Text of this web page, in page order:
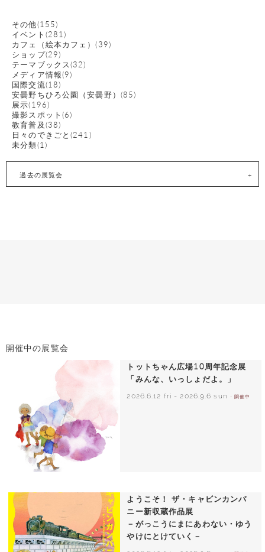
その他(155)
イベント(281)
カフェ（絵本カフェ）(39)
ショップ(29)
テーマブックス(32)
メディア情報(9)
国際交流(18)
安曇野ちひろ公園（安曇野）(85)
展示(196)
撮影スポット(6)
教育普及(38)
日々のできごと(241)
未分類(1)
過去の展覧会
開催中の展覧会
トットちゃん広場10周年記念展
「みんな、いっしょだよ。」
2026.6.12 fri -2026.9.6 sun - 開催中
ようこそ！ ザ・キャビンカンパ
ニー新収蔵作品展
－がっこうにまにあわない・ゆう
やけにとけていく－